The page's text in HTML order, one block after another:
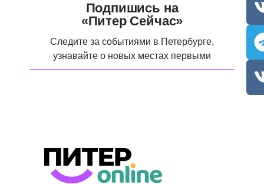
Подпишись на
«Питер Сейчас»
Следите за событиями в Петербурге,
узнавайте о новых местах первыми